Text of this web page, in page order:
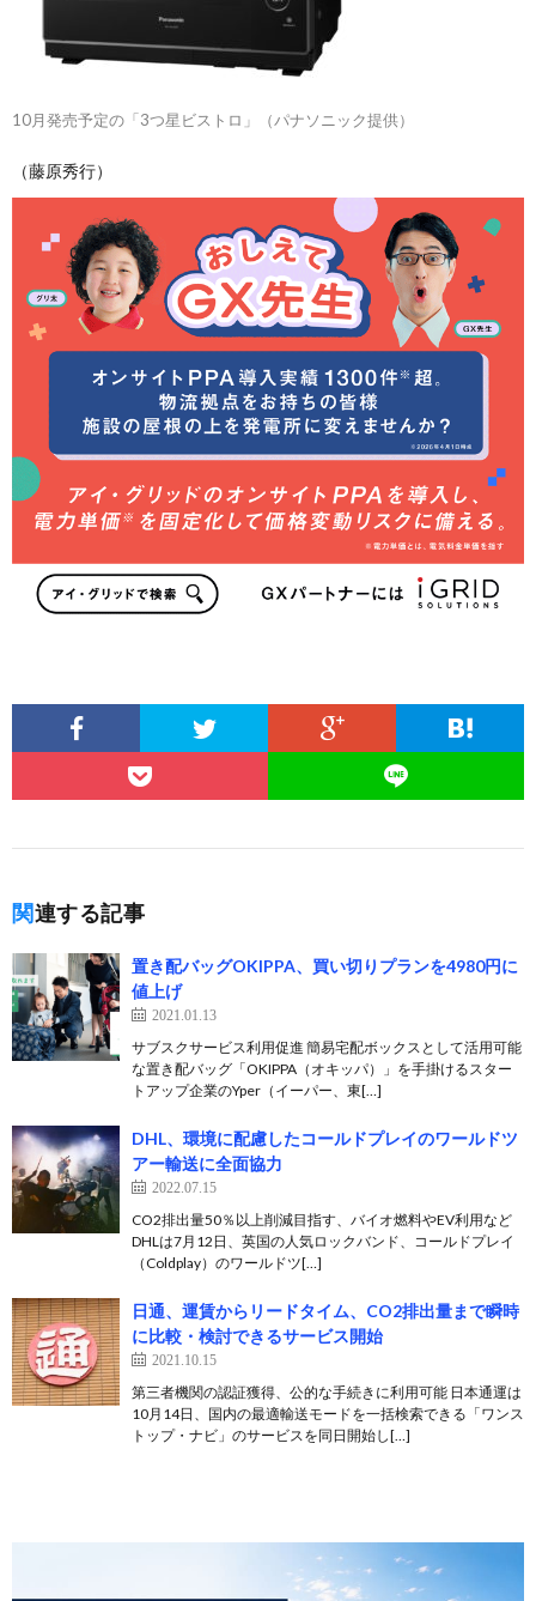
10月発売予定の「3つ星ビストロ」（パナソニック提供）
（藤原秀行）
関連する記事
置き配バッグOKIPPA、買い切りプランを4980円に
値上げ
2021.01.13
サブスクサービス利用促進 簡易宅配ボックスとして活用可能
な置き配バッグ「OKIPPA（オキッパ）」を手掛けるスター
トアップ企業のYper（イーパー、東[…]
DHL、環境に配慮したコールドプレイのワールドツ
アー輸送に全面協力
2022.07.15
CO2排出量50％以上削減目指す、バイオ燃料やEV利用など
DHLは7月12日、英国の人気ロックバンド、コールドプレイ
（Coldplay）のワールドツ[…]
日通、運賃からリードタイム、CO2排出量まで瞬時
に比較・検討できるサービス開始
2021.10.15
第三者機関の認証獲得、公的な手続きに利用可能 日本通運は
10月14日、国内の最適輸送モードを一括検索できる「ワンス
トップ・ナビ」のサービスを同日開始し[…]